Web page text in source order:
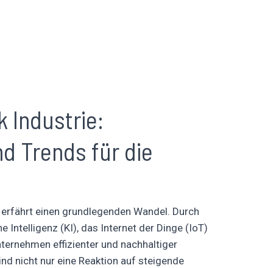
Industrie:
Trends für die
einen grundlegenden Wandel. Durch
Intelligenz (KI), das Internet der Dinge (IoT)
effizienter und nachhaltiger
nicht nur eine Reaktion auf steigende